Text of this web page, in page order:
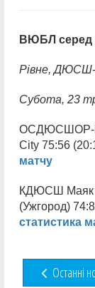
ВЮБЛ серед
Рівне,
Субота, 23
ОСДЮСШОР-
City 75:56
матчу
КДЮСШ Маяк
(Ужгород)
статистика
Останні